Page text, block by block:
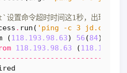
置命令超时时间这1秒，出现
. run ( 'ping -c 3 jd.com'
( 118.193.98.63) 56 (84)
118.193.98.63 (